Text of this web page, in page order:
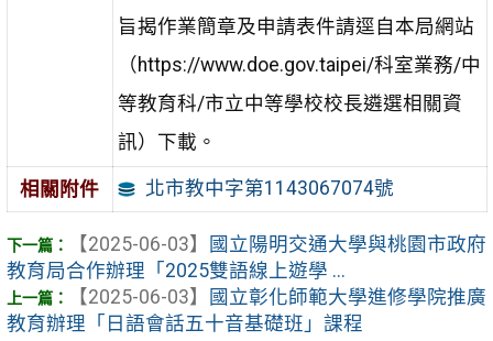
旨揭作業簡章及申請表件請逕自本局網站
（https://www.doe.gov.taipei/科室業務/中
等教育科/市立中等學校校長遴選相關資
訊）下載。
相關附件 北市教中字第1143067074號
【2025-06-03】
國立陽明交通大學與桃園市政府
教育局合作辦理「2025雙語線上遊學 ...
【2025-06-03】
國立彰化師範大學進修學院推廣
教育辦理「日語會話五十音基礎班」課程